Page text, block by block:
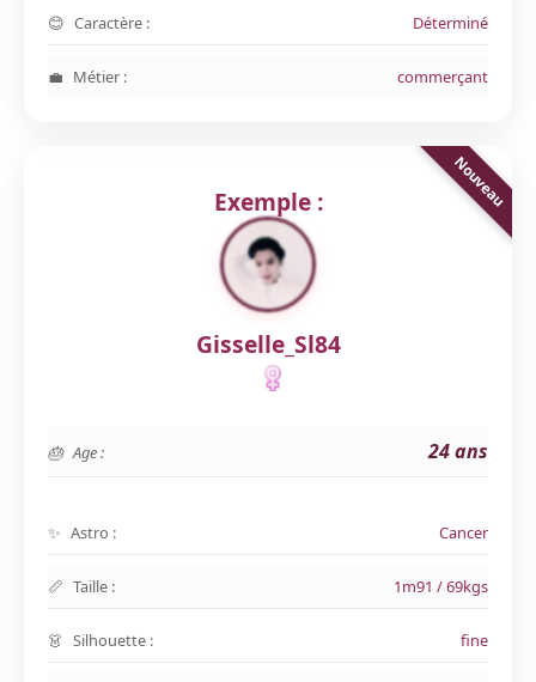
Caractère : Déterminé
Métier : commerçant
Exemple :
Gisselle_Sl84
Age : 24 ans
Astro : Cancer
Taille : 1m91 / 69kgs
Silhouette : fine